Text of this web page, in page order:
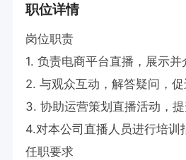
职位详情
岗位职责
1. 负责电商平台直播，展示并
2. 与观众互动，解答疑问，
3. 协助运营策划直播活动，
4.对本公司直播人员进行培训
任职要求